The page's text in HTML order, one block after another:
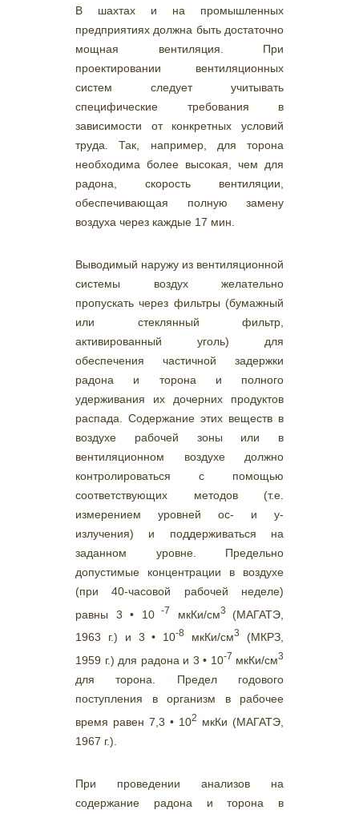
В шахтах и на промышленных
предприятиях должна быть достаточно
мощная вентиляция. При
проектировании вентиляционных
систем следует учитывать
специфические требования в
зависимости от конкретных условий
труда. Так, например, для торона
необходима более высокая, чем для
радона, скорость вентиляции,
обеспечивающая полную замену
воздуха через каждые 17 мин.
Выводимый наружу из вентиляционной
системы воздух желательно
пропускать через фильтры (бумажный
или стеклянный фильтр,
активированный уголь) для
обеспечения частичной задержки
радона и торона и полного
удерживания их дочерних продуктов
распада. Содержание этих веществ в
воздухе рабочей зоны или в
вентиляционном воздухе должно
контролироваться с помощью
соответствующих методов (т.е.
измерением уровней ос- и у-
излучения) и поддерживаться на
заданном уровне. Предельно
допустимые концентрации в воздухе
(при 40-часовой рабочей неделе)
равны 3 • 10 -7 мкКи/см3 (МАГАТЭ,
1963 г.) и 3 • 10-8 мкКи/см3
(МКРЗ,
1959 г.) для радона и 3 • 10-7 мкКи/см3
для торона. Предел годового
поступления в организм в рабочее
время равен 7,3 • 102
мкКи (МАГАТЭ,
1967 г.).
При проведении анализов на
содержание радона и торона в